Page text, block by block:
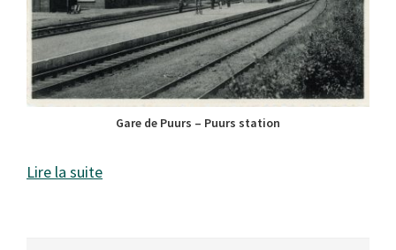
Gare de Puurs – Puurs station
Lire la suite